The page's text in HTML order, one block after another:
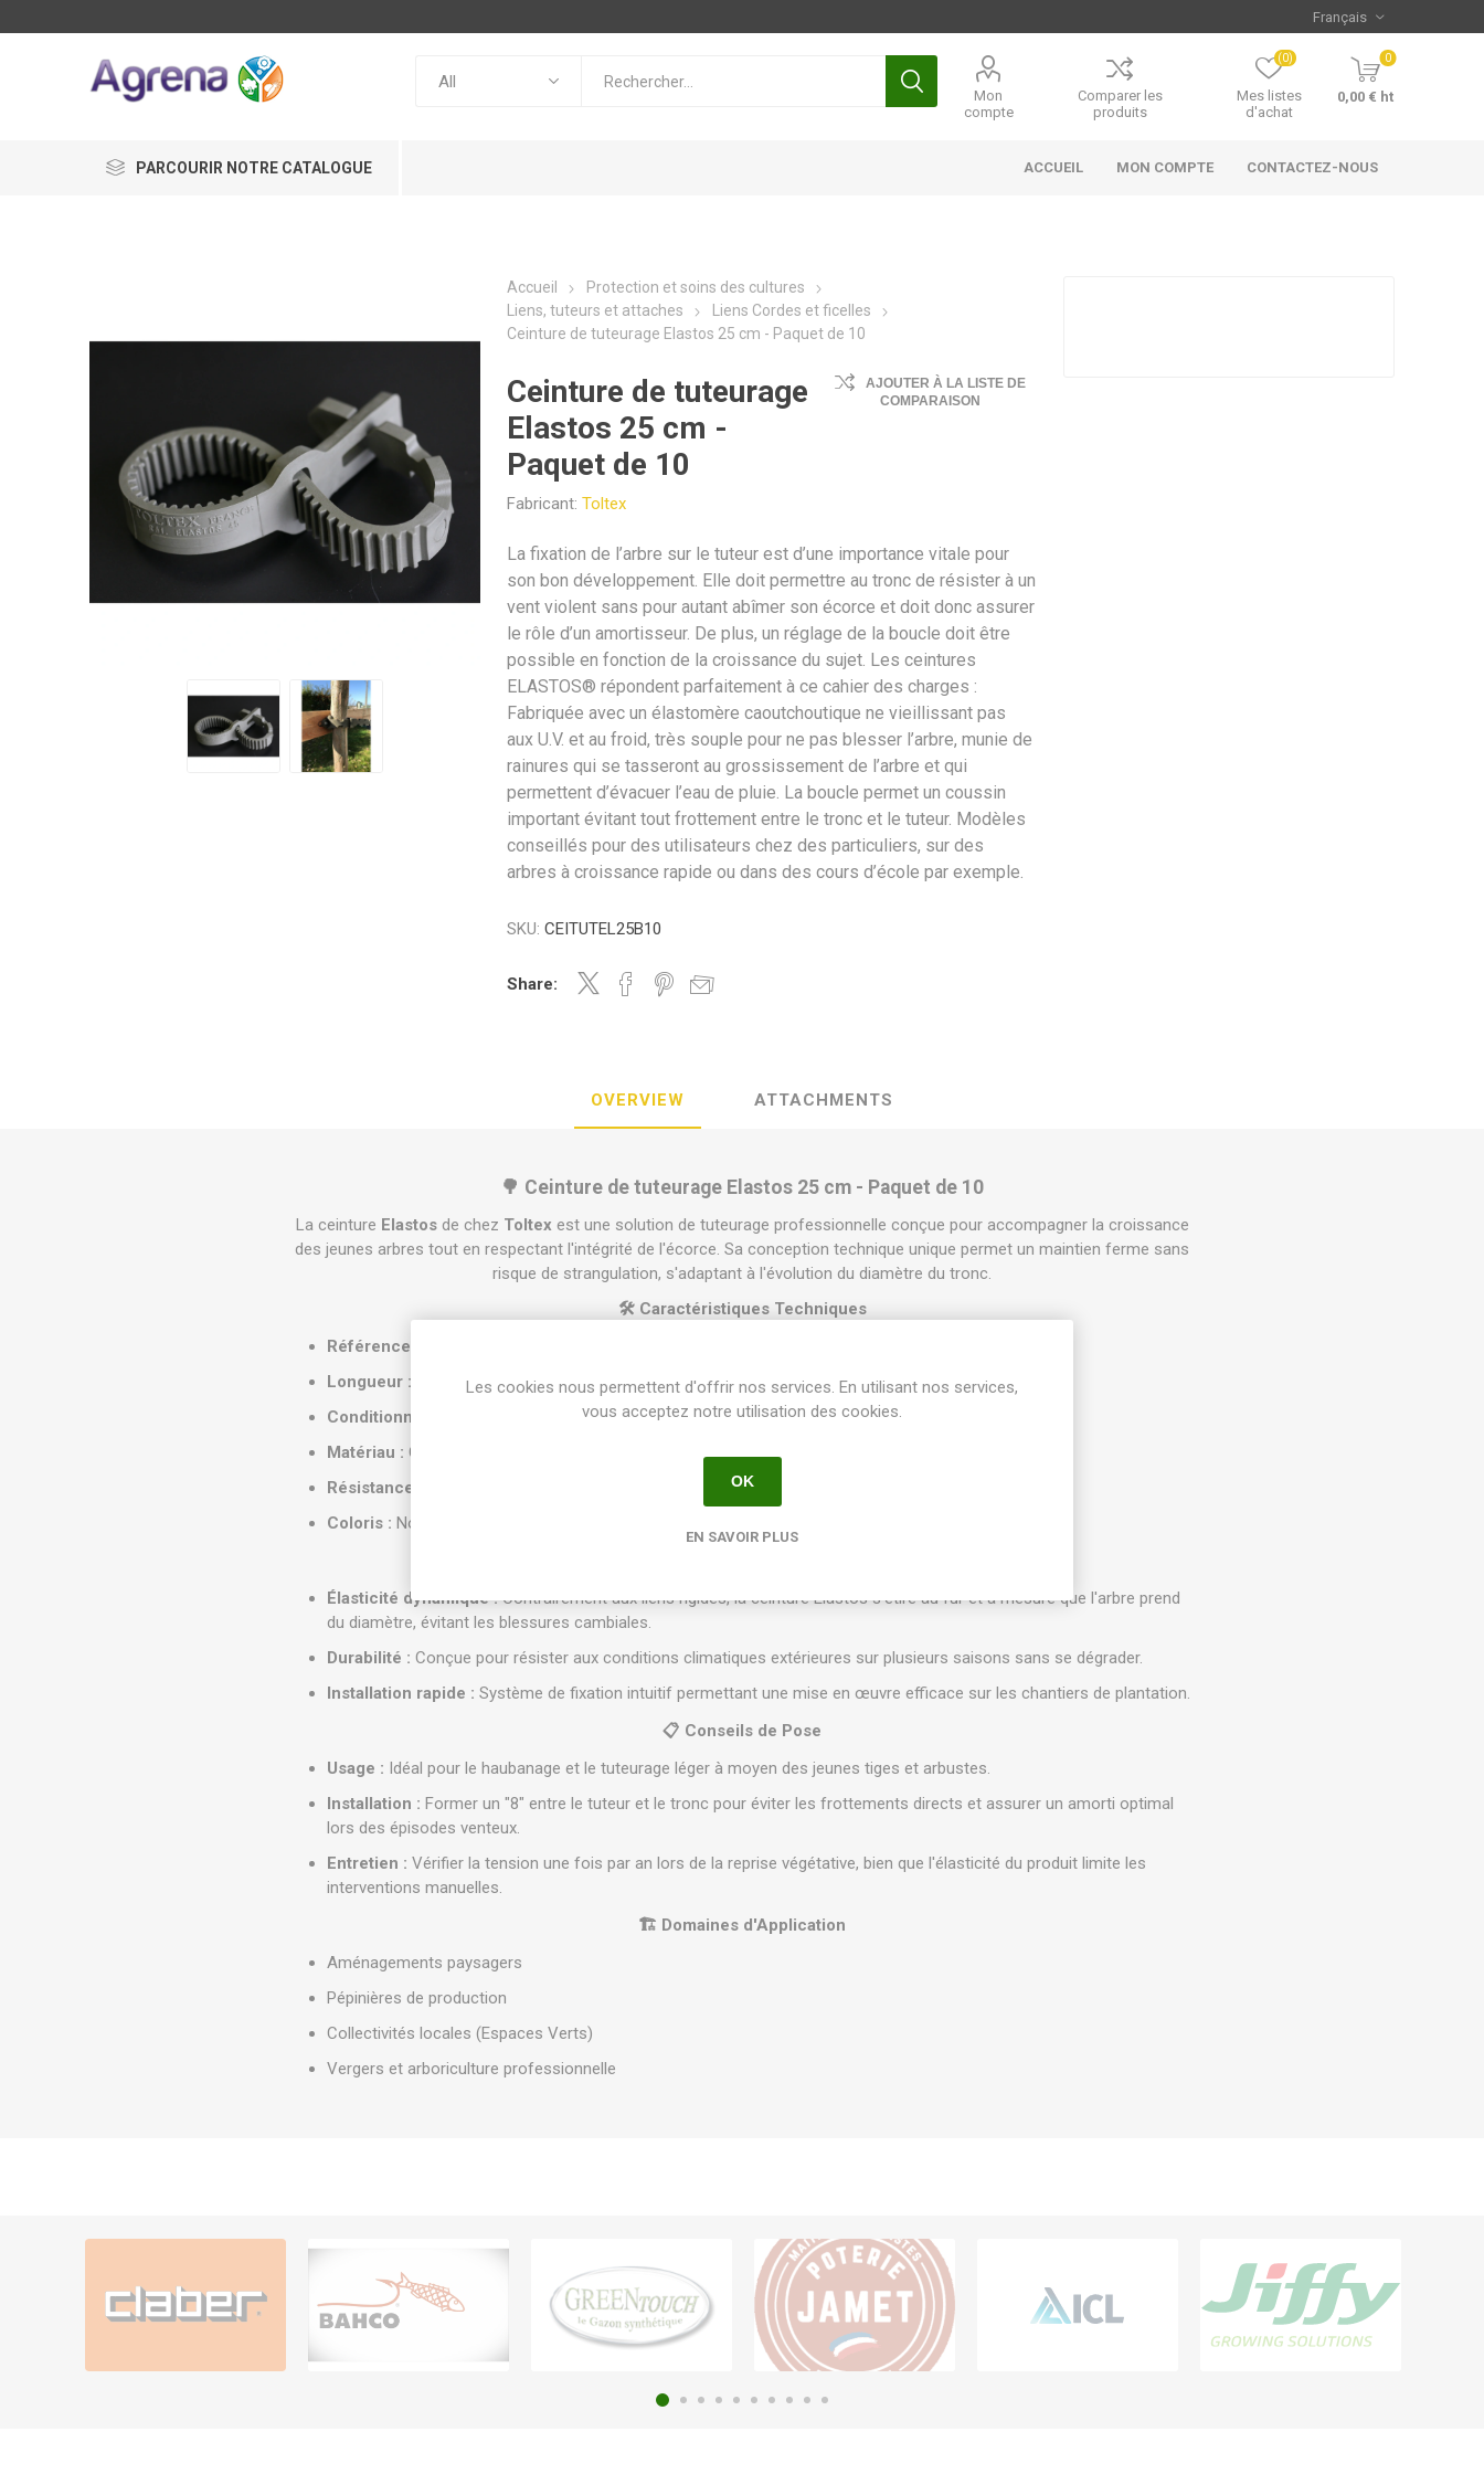
Mon
compte
Comparer les
produits
Mes listes
d'achat
(0) 0
0,00 € ht
PARCOURIR NOTRE CATALOGUE ACCUEIL MON COMPTE CONTACTEZ-NOUS
Accueil
Protection et soins des cultures
Liens, tuteurs et attaches
Liens Cordes et ficelles
Ceinture de tuteurage Elastos 25 cm - Paquet de 10
Ceinture de tuteurage
Elastos 25 cm -
Paquet de 10
Fabricant: Toltex
AJOUTER À LA LISTE DE
COMPARAISON
La fixation de l’arbre sur le tuteur est d’une importance vitale pour
son bon développement. Elle doit permettre au tronc de résister à un
vent violent sans pour autant abîmer son écorce et doit donc assurer
le rôle d’un amortisseur. De plus, un réglage de la boucle doit être
possible en fonction de la croissance du sujet. Les ceintures
ELASTOS® répondent parfaitement à ce cahier des charges :
Fabriquée avec un élastomère caoutchoutique ne vieillissant pas
aux U.V. et au froid, très souple pour ne pas blesser l’arbre, munie de
rainures qui se tasseront au grossissement de l’arbre et qui
permettent d’évacuer l’eau de pluie. La boucle permet un coussin
important évitant tout frottement entre le tronc et le tuteur. Modèles
conseillés pour des utilisateurs chez des particuliers, sur des
arbres à croissance rapide ou dans des cours d’école par exemple.
SKU: CEITUTEL25B10
Share:
OVERVIEW ATTACHMENTS
🌳 Ceinture de tuteurage Elastos 25 cm - Paquet de 10
La ceinture Elastosde chez Toltexest une solution de tuteurage professionnelle conçue pour accompagner la croissance
des jeunes arbres tout en respectant l'intégrité de l'écorce. Sa conception technique unique permet un maintien ferme sans
risque de strangulation, s'adaptant à l'évolution du diamètre du tronc.
🛠️ Caractéristiques Techniques
Référence produit :
Longueur :
Conditionnement :
Paquet de 10 unités
Matériau : Caoutchouc élastomère haute performance
Résistance :
Protection renforcée contre les rayons UV et les variations thermiques
Coloris : Noir
Élasticité dynamique :Contrairement aux liens rigides, la ceinture Elastos s'étire au fur et à mesure que l'arbre prend
du diamètre, évitant les blessures cambiales.
Durabilité : Conçue pour résister aux conditions climatiques extérieures sur plusieurs saisons sans se dégrader.
Installation rapide : Système de fixation intuitif permettant une mise en œuvre efficace sur les chantiers de plantation.
📋 Conseils de Pose
Usage : Idéal pour le haubanage et le tuteurage léger à moyen des jeunes tiges et arbustes.
Installation : Former un "8" entre le tuteur et le tronc pour éviter les frottements directs et assurer un amorti optimal
lors des épisodes venteux.
Entretien : Vérifier la tension une fois par an lors de la reprise végétative, bien que l'élasticité du produit limite les
interventions manuelles.
🏗️ Domaines d'Application
Aménagements paysagers
Pépinières de production
Collectivités locales (Espaces Verts)
Vergers et arboriculture professionnelle
Les cookies nous permettent d'offrir nos services. En utilisant nos services,
vous acceptez notre utilisation des cookies.
OK
EN SAVOIR PLUS